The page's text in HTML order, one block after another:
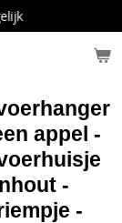
appel -
-
-